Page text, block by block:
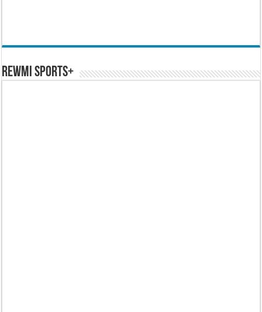
REWMI SPORTS+